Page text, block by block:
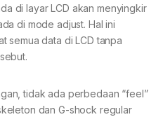
di layar LCD akan menyingkir
di mode adjust. Hal ini
semua data di LCD tanpa
tidak ada perbedaan “feel”
dan G-shock regular